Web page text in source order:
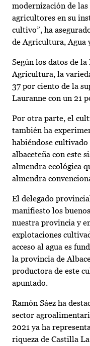
modernización de
agricultores en su
cultivo”, ha
de Agricultura, Agua
Según los datos de
Agricultura, la
37 por ciento de la
Lauranne con un 21
Por otra parte, el
también ha
habiéndose
albaceteña con este
almendra ecológica
almendra
El delegado
manifiesto los
nuestra provincia y
explotaciones
acceso al agua es
la provincia de
productora de este
apuntado.
Ramón Sáez ha
sector
2021 ya ha
riqueza de Castilla